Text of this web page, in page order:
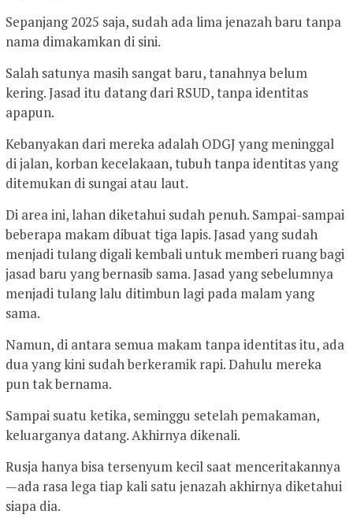
Sepanjang 2025 saja, sudah ada lima jenazah baru tanpa
nama dimakamkan di sini.
Salah satunya masih sangat baru, tanahnya belum
kering. Jasad itu datang dari RSUD, tanpa identitas
apapun.
Kebanyakan dari mereka adalah ODGJ yang meninggal
di jalan, korban kecelakaan, tubuh tanpa identitas yang
ditemukan di sungai atau laut.
Di area ini, lahan diketahui sudah penuh. Sampai-sampai
beberapa makam dibuat tiga lapis. Jasad yang sudah
menjadi tulang digali kembali untuk memberi ruang bagi
jasad baru yang bernasib sama. Jasad yang sebelumnya
menjadi tulang lalu ditimbun lagi pada malam yang
sama.
Namun, di antara semua makam tanpa identitas itu, ada
dua yang kini sudah berkeramik rapi. Dahulu mereka
pun tak bernama.
Sampai suatu ketika, seminggu setelah pemakaman,
keluarganya datang. Akhirnya dikenali.
Rusja hanya bisa tersenyum kecil saat menceritakannya
—ada rasa lega tiap kali satu jenazah akhirnya diketahui
siapa dia.